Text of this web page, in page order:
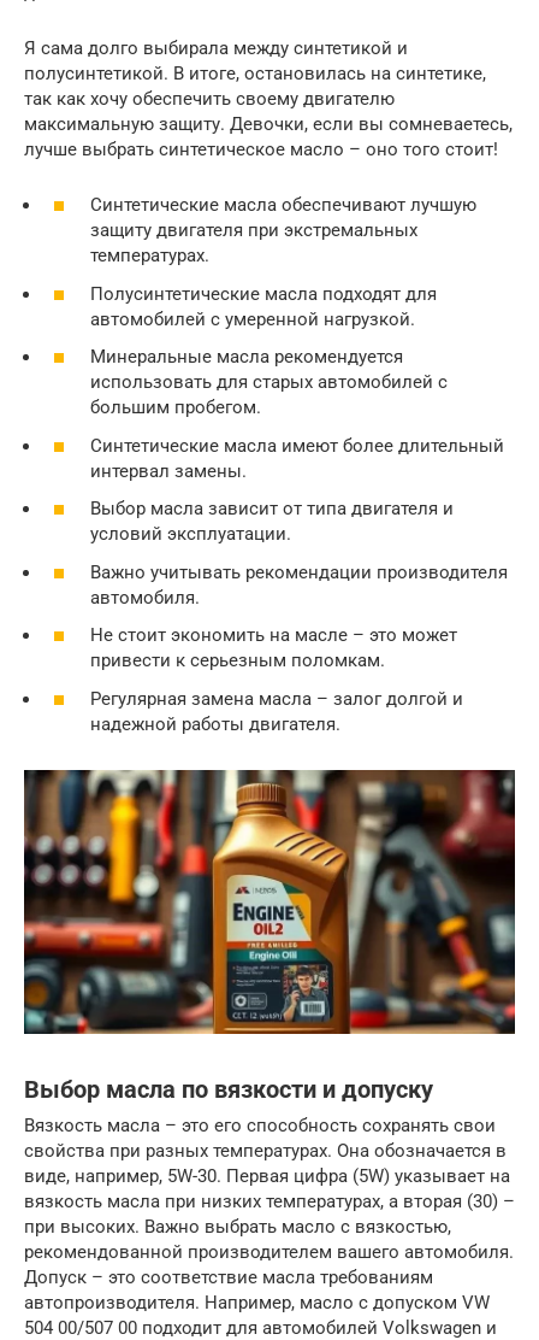
Я сама долго выбирала между синтетикой и
полусинтетикой. В итоге, остановилась на синтетике,
так как хочу обеспечить своему двигателю
максимальную защиту. Девочки, если вы сомневаетесь,
лучше выбрать синтетическое масло – оно того стоит!
Синтетические масла обеспечивают лучшую
защиту двигателя при экстремальных
температурах.
Полусинтетические масла подходят для
автомобилей с умеренной нагрузкой.
Минеральные масла рекомендуется
использовать для старых автомобилей с
большим пробегом.
Синтетические масла имеют более длительный
интервал замены.
Выбор масла зависит от типа двигателя и
условий эксплуатации.
Важно учитывать рекомендации производителя
автомобиля.
Не стоит экономить на масле – это может
привести к серьезным поломкам.
Регулярная замена масла – залог долгой и
надежной работы двигателя.
Выбор масла по вязкости и допуску
Вязкость масла – это его способность сохранять свои
свойства при разных температурах. Она обозначается в
виде, например, 5W-30. Первая цифра (5W) указывает на
вязкость масла при низких температурах, а вторая (30) –
при высоких. Важно выбрать масло с вязкостью,
рекомендованной производителем вашего автомобиля.
Допуск – это соответствие масла требованиям
автопроизводителя. Например, масло с допуском VW
504 00/507 00 подходит для автомобилей Volkswagen и